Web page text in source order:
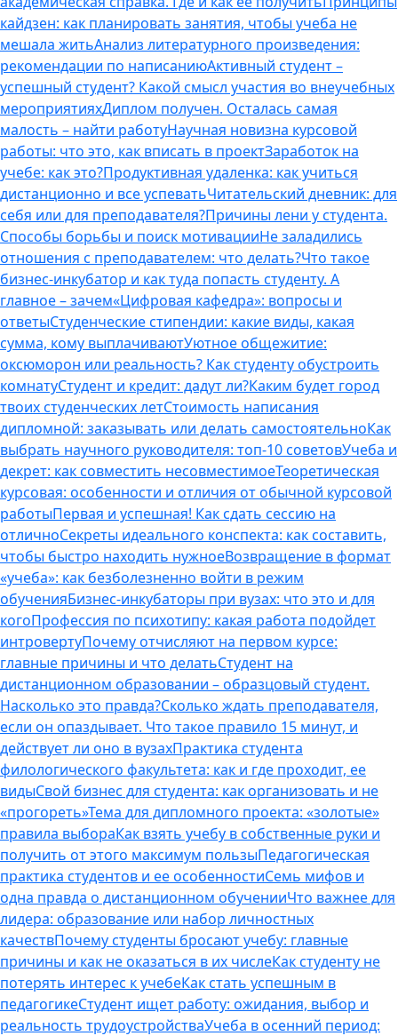
кайдзен: как планировать занятия, чтобы учеба не
мешала житьАнализ литературного произведения:
рекомендации по написаниюАктивный студент –
успешный студент? Какой смысл участия во внеучебных
мероприятияхДиплом получен. Осталась самая
малость – найти работуНаучная новизна курсовой
работы: что это, как вписать в проектЗаработок на
учебе: как это?Продуктивная удаленка: как учиться
дистанционно и все успеватьЧитательский дневник: для
себя или для преподавателя?Причины лени у студента.
Способы борьбы и поиск мотивацииНе заладились
отношения с преподавателем: что делать?Что такое
бизнес-инкубатор и как туда попасть студенту. А
главное – зачем«Цифровая кафедра»: вопросы и
ответыСтуденческие стипендии: какие виды, какая
сумма, кому выплачиваютУютное общежитие:
оксюморон или реальность? Как студенту обустроить
комнатуСтудент и кредит: дадут ли?Каким будет город
твоих студенческих летСтоимость написания
дипломной: заказывать или делать самостоятельноКак
выбрать научного руководителя: топ-10 советовУчеба и
декрет: как совместить несовместимоеТеоретическая
курсовая: особенности и отличия от обычной курсовой
работыПервая и успешная! Как сдать сессию на
отличноСекреты идеального конспекта: как составить,
чтобы быстро находить нужноеВозвращение в формат
«учеба»: как безболезненно войти в режим
обученияБизнес-инкубаторы при вузах: что это и для
когоПрофессия по психотипу: какая работа подойдет
интровертуПочему отчисляют на первом курсе:
главные причины и что делатьСтудент на
дистанционном образовании – образцовый студент.
Насколько это правда?Сколько ждать преподавателя,
если он опаздывает. Что такое правило 15 минут, и
действует ли оно в вузахПрактика студента
филологического факультета: как и где проходит, ее
видыСвой бизнес для студента: как организовать и не
«прогореть»Тема для дипломного проекта: «золотые»
правила выбораКак взять учебу в собственные руки и
получить от этого максимум пользыПедагогическая
практика студентов и ее особенностиСемь мифов и
одна правда о дистанционном обученииЧто важнее для
лидера: образование или набор личностных
качествПочему студенты бросают учебу: главные
причины и как не оказаться в их числеКак студенту не
потерять интерес к учебеКак стать успешным в
педагогикеСтудент ищет работу: ожидания, выбор и
реальность трудоустройстваУчеба в осенний период: